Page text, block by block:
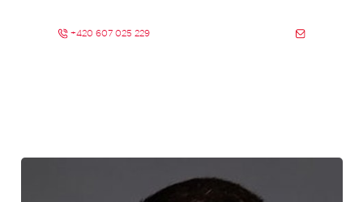
+420 607 025 229